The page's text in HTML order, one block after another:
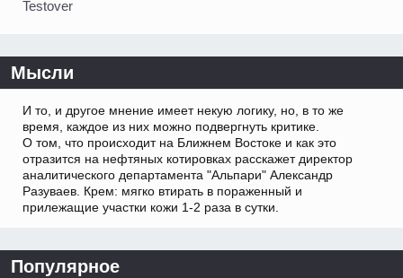
Testover
Мысли
И то, и другое мнение имеет некую логику, но, в то же
время, каждое из них можно подвергнуть критике.
О том, что происходит на Ближнем Востоке и как это
отразится на нефтяных котировках расскажет директор
аналитического департамента "Альпари" Александр
Разуваев. Крем: мягко втирать в пораженный и
прилежащие участки кожи 1-2 раза в сутки.
Популярное